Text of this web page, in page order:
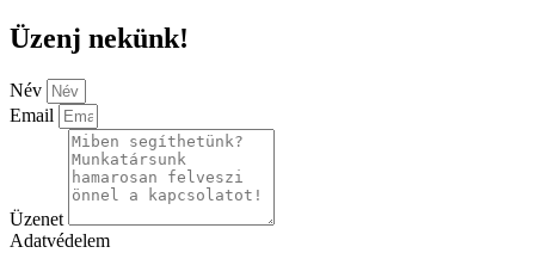
Üzenj nekünk!
Név
Email
Üzenet
Adatvédelem